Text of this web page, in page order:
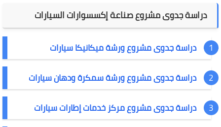
دراسة جدوى مشروع صناعة إكسسوارات السيارات
دراسة جدوى مشروع ورشة ميكانيكا سيارات
دراسة جدوى مشروع ورشة سمكرة ودهان سيارات
دراسة جدوى مشروع مركز خدمات إطارات سيارات